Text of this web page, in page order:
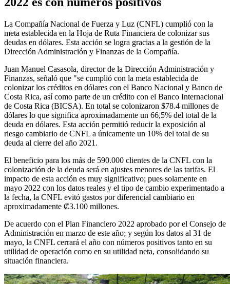
La Compañía Nacional de Fuerza y Luz (CNFL) cumplió con la
meta establecida en la Hoja de Ruta Financiera de colonizar sus
deudas en dólares. Esta acción se logra gracias a la gestión de la
Dirección Administración y Finanzas de la Compañía.
Juan Manuel Casasola, director de la Dirección Administración y
Finanzas, señaló que "se cumplió con la meta establecida de
colonizar los créditos en dólares con el Banco Nacional y Banco de
Costa Rica, así como parte de un crédito con el Banco Internacional
de Costa Rica (BICSA). En total se colonizaron $78.4 millones de
dólares lo que significa aproximadamente un 66,5% del total de la
deuda en dólares. Esta acción permitió reducir la exposición al
riesgo cambiario de CNFL a únicamente un 10% del total de su
deuda al cierre del año 2021.
El beneficio para los más de 590.000 clientes de la CNFL con la
colonización de la deuda será en ajustes menores de las tarifas. El
impacto de esta acción es muy significativo; pues solamente en
mayo 2022 con los datos reales y el tipo de cambio experimentado a
la fecha, la CNFL evitó gastos por diferencial cambiario en
aproximadamente ₡3.100 millones.
De acuerdo con el Plan Financiero 2022 aprobado por el Consejo de
Administración en marzo de este año; y según los datos al 31 de
mayo, la CNFL cerrará el año con números positivos tanto en su
utilidad de operación como en su utilidad neta, consolidando su
situación financiera.